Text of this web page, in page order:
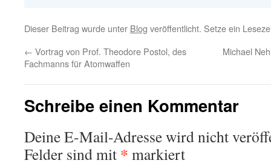
Dieser Beitrag wurde unter Blog veröffentlicht. Setze ein
← Vortrag von Prof. Theodore Postol, des
Fachmanns für Atomwaffen
Michael
Schreibe einen Kommentar
Deine E-Mail-Adresse wird nicht
Felder sind mit * markiert